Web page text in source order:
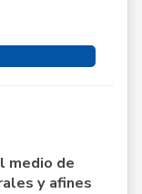
medio de
y afines